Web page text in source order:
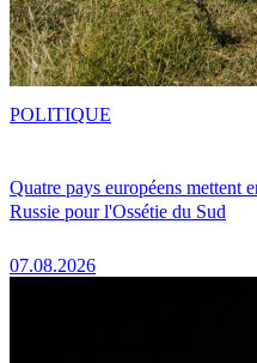
Quatre pays européens mettent
Russie pour l'Ossétie du Sud
07.08.2026
POLITIQUE